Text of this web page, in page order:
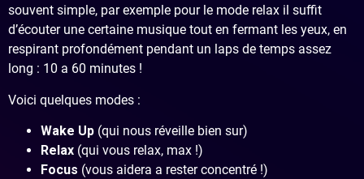
souvent simple, par exemple pour le mode relax il suffit
d’écouter une certaine musique tout en fermant les yeux, en
respirant profondément pendant un laps de temps assez
long : 10 a 60 minutes !
Voici quelques modes :
Wake Up (qui nous réveille bien sur)
Relax (qui vous relax, max !)
Focus (vous aidera a rester concentré !)